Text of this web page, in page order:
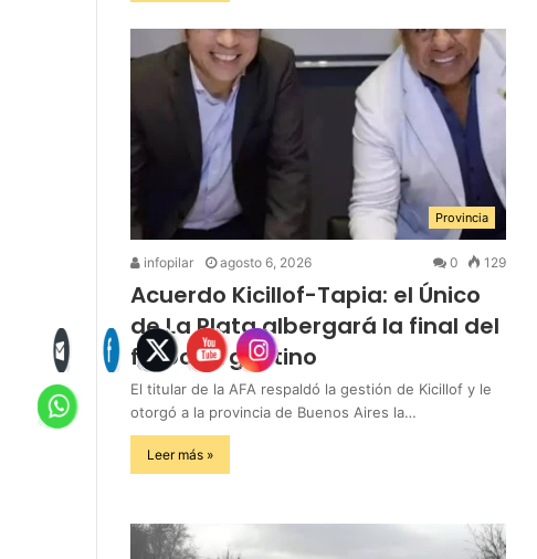
Provincia
infopilar agosto 6, 2026 0 129
Acuerdo Kicillof-Tapia: el Único
de La Plata albergará la final del
fútbol argentino
El titular de la AFA respaldó la gestión de Kicillof y le
otorgó a la provincia de Buenos Aires la…
Leer más »